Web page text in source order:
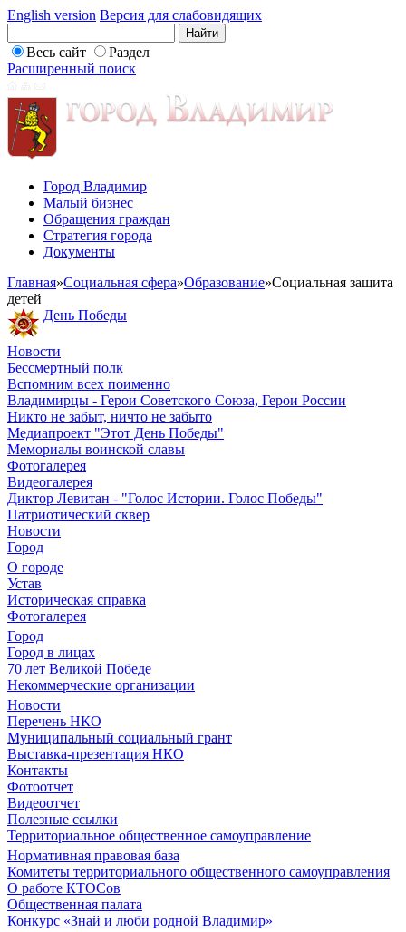
English version Версия для слабовидящих
Весь сайт
Раздел
Расширенный поиск
Город Владимир
Малый бизнес
Обращения граждан
Стратегия города
Документы
Главная»Социальная сфера»Образование»Социальная защита
детей
День Победы
Новости
Бессмертный полк
Вспомним всех поименно
Владимирцы - Герои Советского Союза, Герои России
Никто не забыт, ничто не забыто
Медиапроект "Этот День Победы"
Мемориалы воинской славы
Фотогалерея
Видеогалерея
Диктор Левитан - "Голос Истории. Голос Победы"
Патриотический сквер
Новости
Город
О городе
Устав
Историческая справка
Фотогалерея
Город
Город в лицах
70 лет Великой Победе
Некоммерческие организации
Новости
Перечень НКО
Муниципальный социальный грант
Выставка-презентация НКО
Контакты
Фотоотчет
Видеоотчет
Полезные ссылки
Территориальное общественное самоуправление
Нормативная правовая база
Комитеты территориального общественного самоуправления
О работе КТОСов
Общественная палата
Конкурс «Знай и люби родной Владимир»